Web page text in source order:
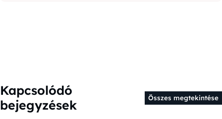
Kapcsolódó
bejegyzések
Összes megtekintése